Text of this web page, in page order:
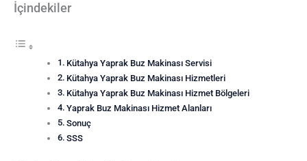
İçindekiler
Kütahya Yaprak Buz Makinası Servisi
Kütahya Yaprak Buz Makinası Hizmetleri
Kütahya Yaprak Buz Makinası Hizmet Bölgeleri
Yaprak Buz Makinası Hizmet Alanları
Sonuç
SSS